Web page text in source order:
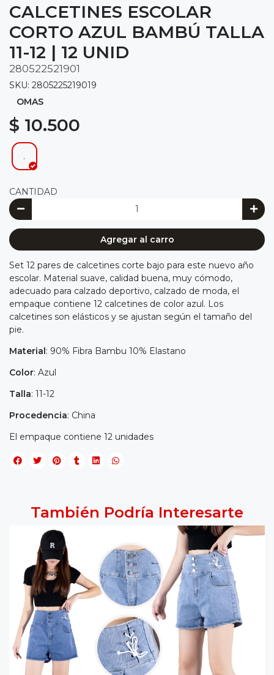
CALCETINES ESCOLAR
CORTO AZUL BAMBÚ TALLA
11-12 | 12 UNID
280522521901
SKU: 2805225219019
OMAS
$ 10.500
.
CANTIDAD
Agregar al carro
Set 12 pares de calcetines corte bajo para este nuevo año
escolar. Material suave, calidad buena, muy cómodo,
adecuado para calzado deportivo, calzado de moda, el
empaque contiene 12 calcetines de color azul. Los
calcetines son elásticos y se ajustan según el tamaño del
pie.
Material: 90% Fibra Bambu 10% Elastano
Color: Azul
Talla: 11-12
Procedencia: China
El empaque contiene 12 unidades
También Podría Interesarte